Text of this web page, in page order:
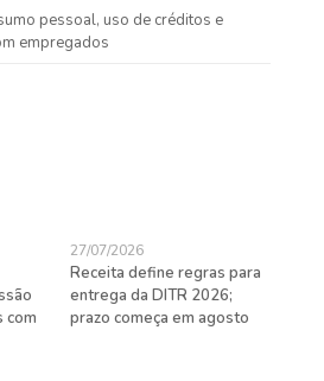
pessoal, uso de créditos e
empregados
com
27/07/2026
Receita define regras para
entrega da DITR 2026;
prazo começa em agosto